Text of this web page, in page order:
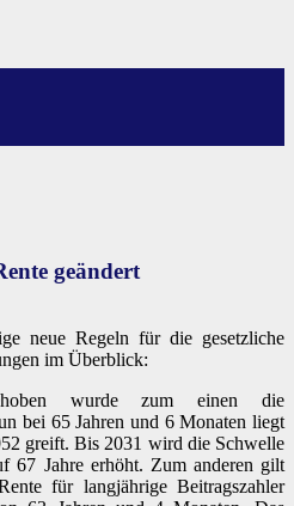
geändert
neue Regeln für die gesetzliche
im Überblick:
wurde zum einen die
bei 65 Jahren und 6 Monaten liegt
greift. Bis 2031 wird die Schwelle
67 Jahre erhöht. Zum anderen gilt
für langjährige Beitragszahler